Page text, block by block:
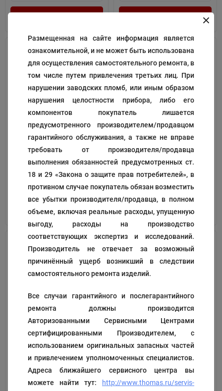
Размещенная на сайте информация является
ознакомительной, и не может быть использована
для осуществления самостоятельного ремонта, в
том числе путем привлечения третьих лиц. При
нарушении заводских пломб, или иным образом
нарушения целостности прибора, либо его
компонентов покупатель лишается
предусмотренного производителем/продавцом
гарантийного обслуживания, а также не вправе
требовать от производителя/продавца
выполнения обязанностей предусмотренных ст.
18 и 29 «Закона о защите прав потребителей», в
противном случае покупатель обязан возместить
все убытки производителя/продавца, в полном
объеме, включая реальные расходы, упущенную
выгоду, расходы на производство
соответствующих экспертиз и исследований.
Производитель не отвечает за возможный
причинённый ущерб возникший в следствии
самостоятельного ремонта изделий.
Все случаи гарантийного и послегарантийного
ремонта должны производится
Авторизованными Сервисными Центрами
сертифицированными Производителем, с
использованием оригинальных запасных частей
и привлечением уполномоченных специалистов.
Адреса ближайшего сервисного центра вы
можете найти тут:
http://www.thomas.ru/servis-
Штуцер
198004(42)
В корзину
Наконечник с фильтром
Код: 198017(49)
321 ₽
В корзину
Скоба держатель
191831(61)
₽
Трубка
Код: 139487(35)
185₽